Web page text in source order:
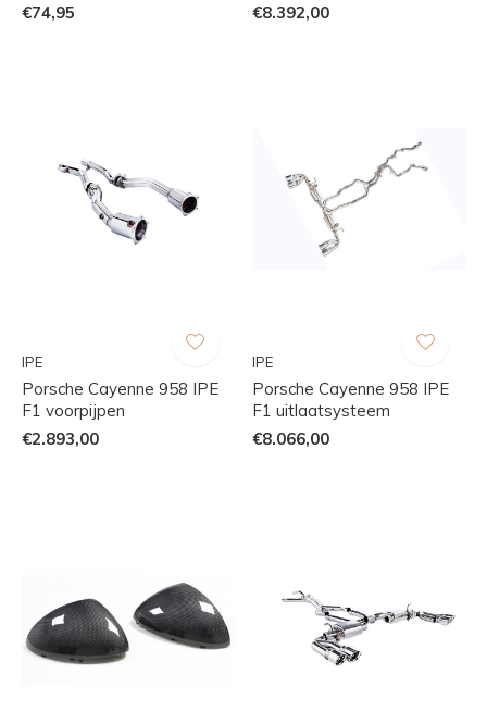
€74,95
€8.392,00
IPE
Porsche Cayenne 958 IPE
F1 voorpijpen
€2.893,00
IPE
Porsche Cayenne 958 IPE
F1 uitlaatsysteem
€8.066,00